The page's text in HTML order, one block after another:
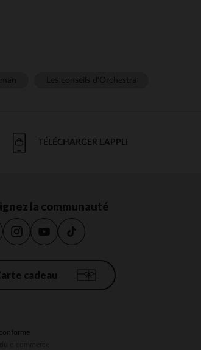
TÉLÉCHARGER L'APPLI
la communauté
cadeau